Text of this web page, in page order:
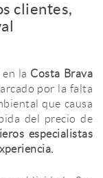
clientes,
la Costa Brava
por la falta
que causa
del precio de
especialistas